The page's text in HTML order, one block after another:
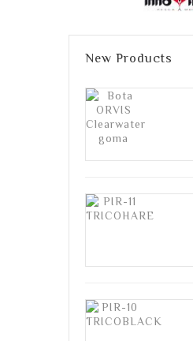
New Products